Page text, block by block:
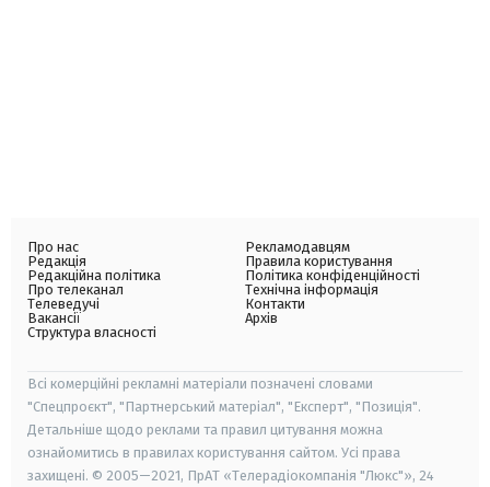
Про нас
Редакція
Редакційна політика
Про телеканал
Телеведучі
Вакансії
Структура власності
Рекламодавцям
Правила користування
Політика конфіденційності
Технічна інформація
Контакти
Архів
Всі комерційні рекламні матеріали позначені словами
"Спецпроєкт", "Партнерський матеріал", "Експерт", "Позиція".
Детальніше щодо реклами та правил цитування можна
ознайомитись в правилах користування сайтом. Усі права
захищені. © 2005—2021, ПрАТ «Телерадіокомпанія "Люкс"», 24